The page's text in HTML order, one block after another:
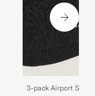
3-pack Airport